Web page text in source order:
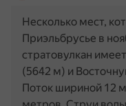
Несколько мест,
Приэльбрусье в
стратовулкан
(5642 м) и
Поток шириной 12